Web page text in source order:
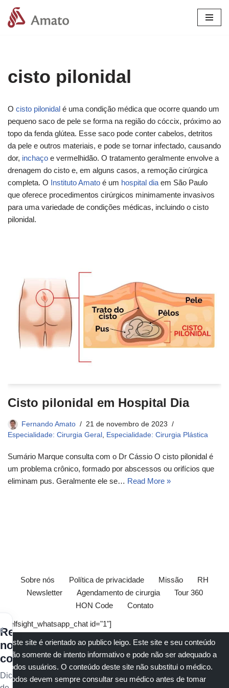
Pular
cisto pilonidal
O cisto pilonidal é uma condição médica que ocorre quando um
pequeno saco de pele se forma na região do cóccix, próximo ao
topo da fenda glútea. Esse saco pode conter cabelos, detritos
da pele e outros materiais, e pode se tornar infectado, causando
dor, inchaço e vermelhidão. O tratamento geralmente envolve a
drenagem do cisto e, em alguns casos, a remoção cirúrgica
completa. O Instituto Amato é um hospital dia em São Paulo
que oferece procedimentos cirúrgicos minimamente invasivos
para uma variedade de condições médicas, incluindo o cisto
pilonidal.
Cisto pilonidal em Hospital Dia
Fernando Amato
21 de novembro de 2023
Especialidade: Cirurgia Geral
Especialidade: Cirurgia Plástica
Sumário Marque consulta com o Dr Cássio O cisto pilonidal é
um problema crônico, formado por abscessos ou orifícios que
eliminam pus. Geralmente ele se… Read More »
Sobre nós Política de privacidade Missão
RH
Newsletter
Agendamento de cirurgia
Tour 360
HON Code
Contato
[elfsight_whatsapp_chat id="1"]
Este site é orientado ao publico leigo. Este site e seu conteúdo
são somente de intento informativo e pode não ser adequado a
todos usuários. O conteúdo deste site não substitui o médico.
Todos devem sempre consultar seu médico antes de tomar
Receba
nossos
conteúdos
Dicas